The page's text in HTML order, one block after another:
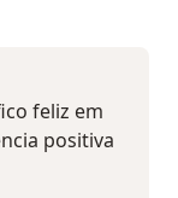
feliz em
positiva